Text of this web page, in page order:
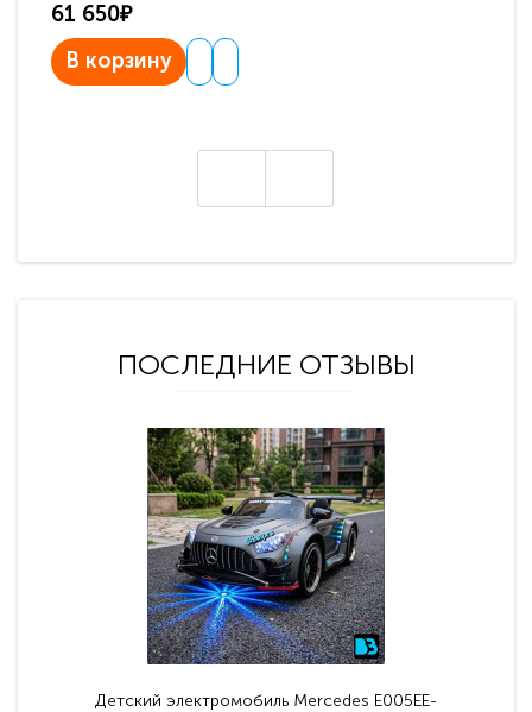
61 650₽
В корзину
ПОСЛЕДНИЕ ОТЗЫВЫ
Детский электромобиль Mercedes E005EE-